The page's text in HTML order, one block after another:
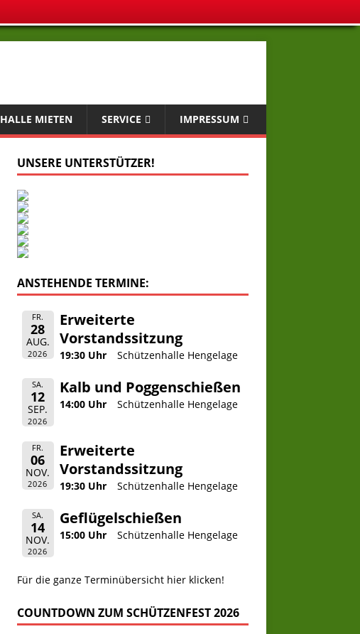
HALLE MIETEN SERVICE IMPRESSUM
UNSERE UNTERSTÜTZER!
ANSTEHENDE TERMINE:
FR.
28
AUG.
2026
Erweiterte
Vorstandssitzung
19:30 Uhr Schützenhalle Hengelage
SA.
12
SEP.
2026
Kalb und Poggenschießen
14:00 Uhr Schützenhalle Hengelage
FR.
06
NOV.
2026
Erweiterte
Vorstandssitzung
19:30 Uhr Schützenhalle Hengelage
SA.
14
NOV.
2026
Geflügelschießen
15:00 Uhr Schützenhalle Hengelage
Für die ganze Terminübersicht hier klicken!
COUNTDOWN ZUM SCHÜTZENFEST 2026